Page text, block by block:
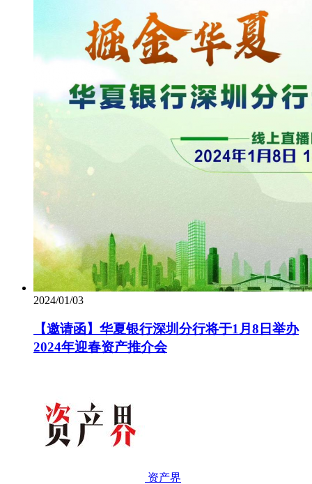
2024/01/03
【邀请函】华夏银行深圳分行将于1月8日举办
2024年迎春资产推介会
资产界